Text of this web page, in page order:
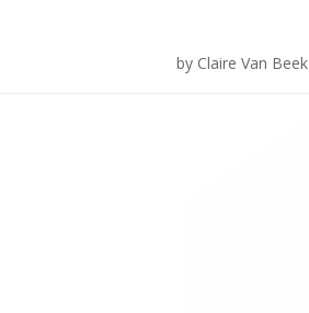
by Claire Van Beek